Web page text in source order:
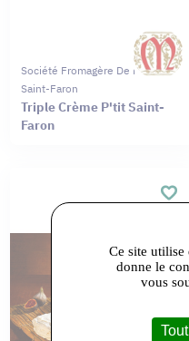
Société Fromagère De Meaux
Saint-Faron
Triple Crème P'tit Saint-
Faron
Ce site utilise
donne le
vous